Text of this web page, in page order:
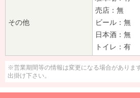
その他
売店：無
ビール：無
日本酒：無
トイレ：有
※営業期間等の情報は変更になる場合がありま
出掛け下さい。